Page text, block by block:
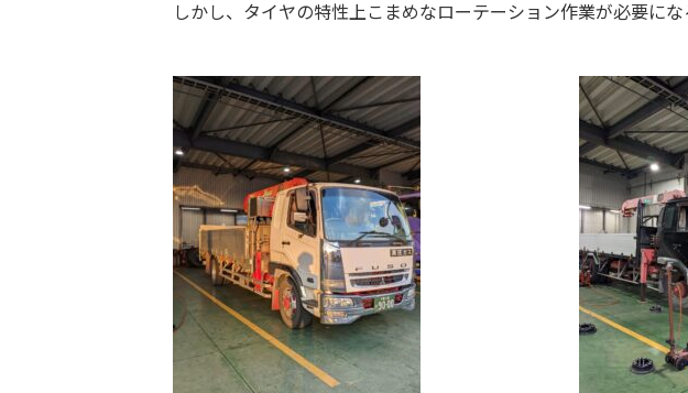
しかし、タイヤの特性上こまめなローテーション作業が必要に